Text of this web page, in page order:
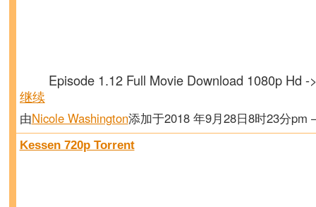
Episode 1.12 Full Movie Download 1080p Hd
继续
由Nicole Washington添加于2018 年9月28日8时23分
Kessen 720p Torrent